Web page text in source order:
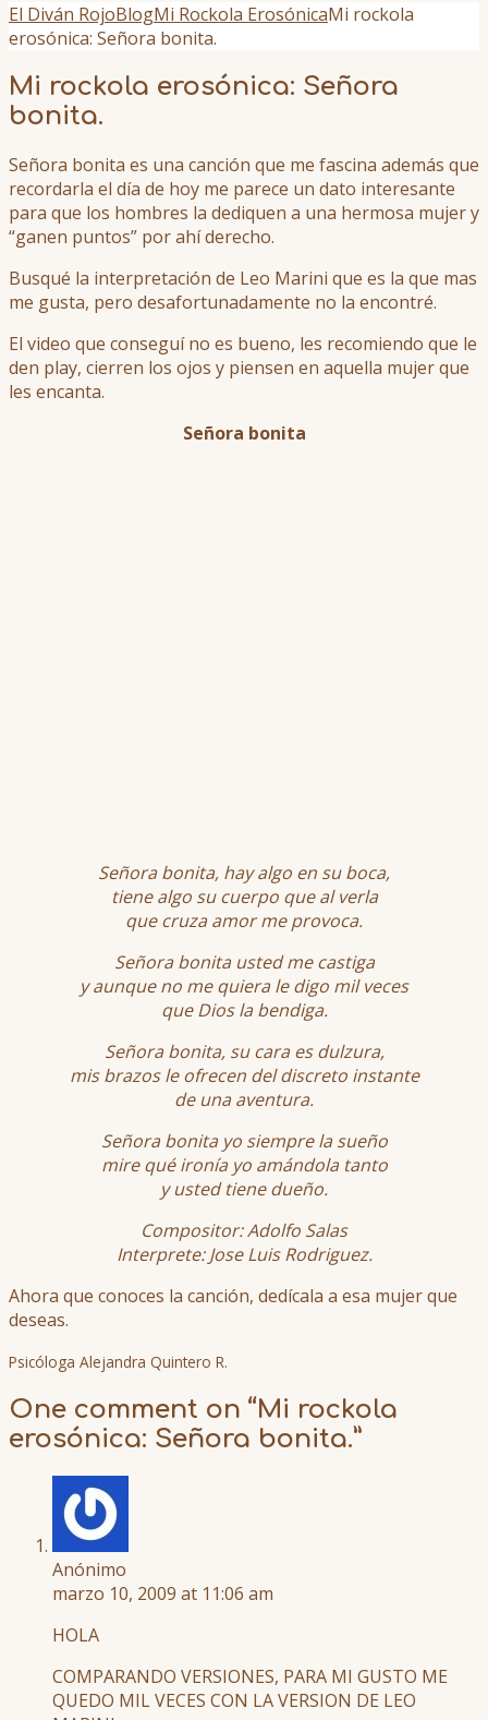
El Diván RojoBlogMi Rockola ErosónicaMi rockola
erosónica: Señora bonita.
Mi rockola erosónica: Señora
bonita.
Señora bonita es una canción que me fascina además que
recordarla el día de hoy me parece un dato interesante
para que los hombres la dediquen a una hermosa mujer y
“ganen puntos” por ahí derecho.
Busqué la interpretación de Leo Marini que es la que mas
me gusta, pero desafortunadamente no la encontré.
El video que conseguí no es bueno, les recomiendo que le
den play, cierren los ojos y piensen en aquella mujer que
les encanta.
Señora bonita
Señora bonita, hay algo en su boca,
tiene algo su cuerpo que al verla
que cruza amor me provoca.
Señora bonita usted me castiga
y aunque no me quiera le digo mil veces
que Dios la bendiga.
Señora bonita, su cara es dulzura,
mis brazos le ofrecen del discreto instante
de una aventura.
Señora bonita yo siempre la sueño
mire qué ironía yo amándola tanto
y usted tiene dueño.
Compositor: Adolfo Salas
Interprete: Jose Luis Rodriguez.
Ahora que conoces la canción, dedícala a esa mujer que
deseas.
Psicóloga Alejandra Quintero R.
One comment on “Mi rockola
erosónica: Señora bonita.”
Anónimo
marzo 10, 2009 at 11:06 am
HOLA
COMPARANDO VERSIONES, PARA MI GUSTO ME
QUEDO MIL VECES CON LA VERSION DE LEO